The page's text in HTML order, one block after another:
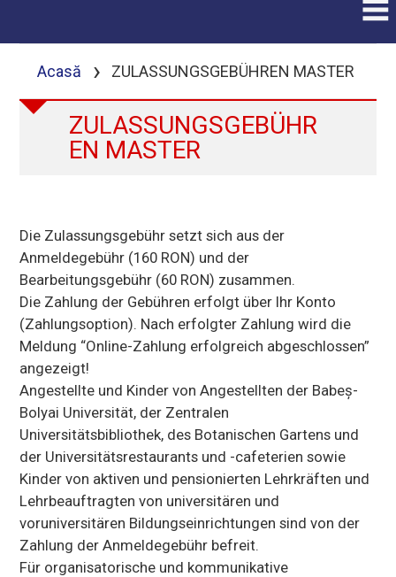
Acasă › ZULASSUNGSGEBÜHREN MASTER
ZULASSUNGSGEBÜHR
EN MASTER
Die Zulassungsgebühr setzt sich aus der
Anmeldegebühr (160 RON) und der
Bearbeitungsgebühr (60 RON) zusammen.
Die Zahlung der Gebühren erfolgt über Ihr Konto
(Zahlungsoption). Nach erfolgter Zahlung wird die
Meldung “Online-Zahlung erfolgreich abgeschlossen”
angezeigt!
Angestellte und Kinder von Angestellten der Babeș-
Bolyai Universität, der Zentralen
Universitätsbibliothek, des Botanischen Gartens und
der Universitätsrestaurants und -cafeterien sowie
Kinder von aktiven und pensionierten Lehrkräften und
Lehrbeauftragten von universitären und
voruniversitären Bildungseinrichtungen sind von der
Zahlung der Anmeldegebühr befreit.
Für organisatorische und kommunikative